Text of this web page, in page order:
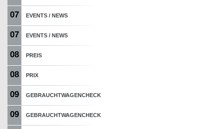
07 EVENTS / NEWS
07 EVENTS / NEWS
08 PREIS
08 PRIX
09 GEBRAUCHTWAGENCHECK
09 GEBRAUCHTWAGENCHECK